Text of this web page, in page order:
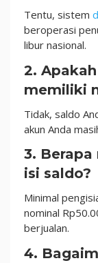
Tentu, sistem
beroperasi
libur nasional.
2.
memiliki
Tidak, saldo
akun Anda
3.
isi saldo?
Minimal
nominal
berjualan.
4.